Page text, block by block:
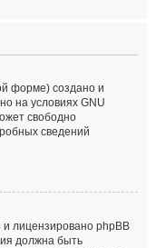
форме) создано и
на условиях GNU
свободно
сведений
лицензировано phpBB
должна быть